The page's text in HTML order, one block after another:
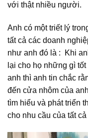
với thật nhiều người.
Anh có một triết lý
tất cả các doanh
như anh đó là : Khi
lại cho họ những gì
anh thì anh tin chắc
đến cửa nhôm của
tìm hiểu và phát triển
cho nhu cầu của tất